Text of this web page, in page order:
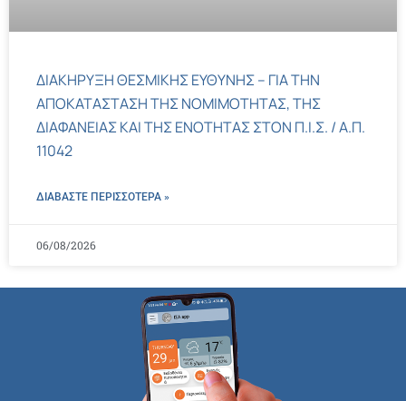
ΔΙΑΚΗΡΥΞΗ ΘΕΣΜΙΚΗΣ ΕΥΘΥΝΗΣ – ΓΙΑ ΤΗΝ
ΑΠΟΚΑΤΑΣΤΑΣΗ ΤΗΣ ΝΟΜΙΜΟΤΗΤΑΣ, ΤΗΣ
ΔΙΑΦΑΝΕΙΑΣ ΚΑΙ ΤΗΣ ΕΝΟΤΗΤΑΣ ΣΤΟΝ Π.Ι.Σ. / Α.Π.
11042
ΔΙΑΒΑΣΤΕ ΠΕΡΙΣΣΌΤΕΡΑ »
06/08/2026